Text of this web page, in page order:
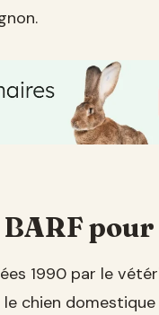
BARF
1990 par le
chien domestique